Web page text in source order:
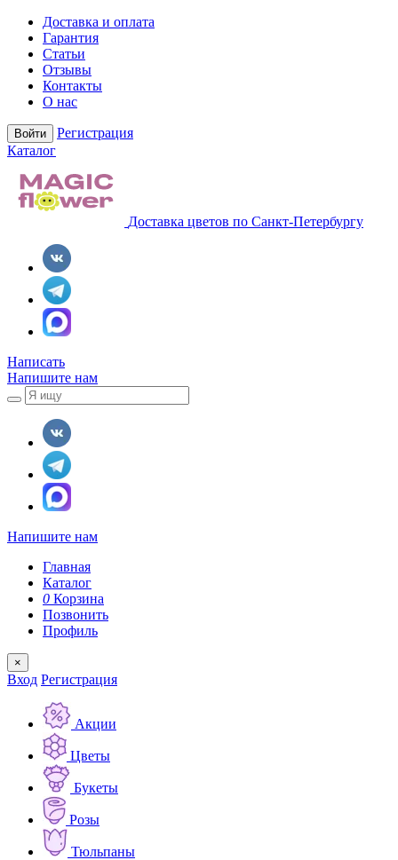
Доставка и оплата
Гарантия
Статьи
Отзывы
Контакты
О нас
Войти
Регистрация
Каталог
Доставка цветов по Санкт-Петербургу
Написать
Напишите нам
Напишите нам
Главная
Каталог
0 Корзина
Позвонить
Профиль
×
Вход Регистрация
Акции
Цветы
Букеты
Розы
Тюльпаны